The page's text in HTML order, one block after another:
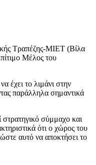
Τραπέζης-ΜΙΕΤ (Βίλα
Μέλος του
έχει το λιμάνι στην
παράλληλα σημαντικά
σύμμαχο και
ότι ο χώρος του
αυτό να αποκτήσει το